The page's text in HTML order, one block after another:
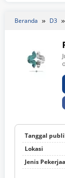
Beranda D3
Tanggal
Lokasi
Jenis